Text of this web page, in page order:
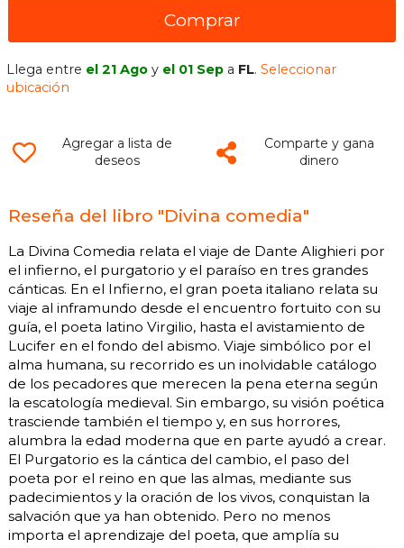
Comprar
Llega entre el 21 Ago y el 01 Sep a FL.Seleccionar
ubicación
Agregar a lista de
deseos
Comparte y gana
dinero
Reseña del libro "Divina comedia"
La Divina Comedia relata el viaje de Dante Alighieri por
el infierno, el purgatorio y el paraíso en tres grandes
cánticas. En el Infierno, el gran poeta italiano relata su
viaje al inframundo desde el encuentro fortuito con su
guía, el poeta latino Virgilio, hasta el avistamiento de
Lucifer en el fondo del abismo. Viaje simbólico por el
alma humana, su recorrido es un inolvidable catálogo
de los pecadores que merecen la pena eterna según
la escatología medieval. Sin embargo, su visión poética
trasciende también el tiempo y, en sus horrores,
alumbra la edad moderna que en parte ayudó a crear.
El Purgatorio es la cántica del cambio, el paso del
poeta por el reino en que las almas, mediante sus
padecimientos y la oración de los vivos, conquistan la
salvación que ya han obtenido. Pero no menos
importa el aprendizaje del poeta, que amplía su